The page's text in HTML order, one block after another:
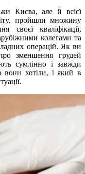
Києва, але й всієї
пройшли множину
своєї кваліфікації,
колегами та
операцій. Як ви
зменшення грудей
сумлінно і завжди
вони хотіли, і який в